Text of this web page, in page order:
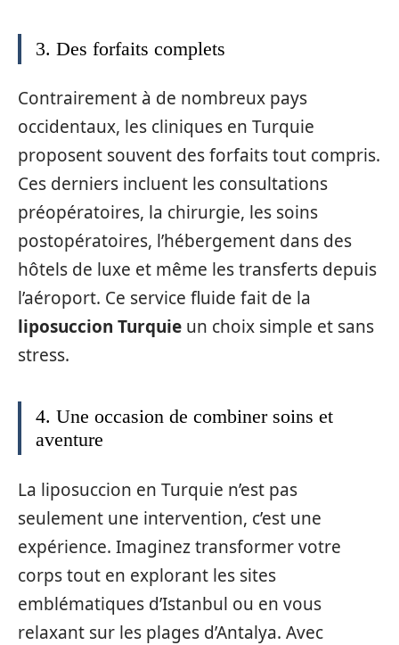
3. Des forfaits complets
Contrairement à de nombreux pays
occidentaux, les cliniques en Turquie
proposent souvent des forfaits tout compris.
Ces derniers incluent les consultations
préopératoires, la chirurgie, les soins
postopératoires, l’hébergement dans des
hôtels de luxe et même les transferts depuis
l’aéroport. Ce service fluide fait de la
liposuccion Turquie un choix simple et sans
stress.
4. Une occasion de combiner soins et
aventure
La liposuccion en Turquie n’est pas
seulement une intervention, c’est une
expérience. Imaginez transformer votre
corps tout en explorant les sites
emblématiques d’Istanbul ou en vous
relaxant sur les plages d’Antalya. Avec